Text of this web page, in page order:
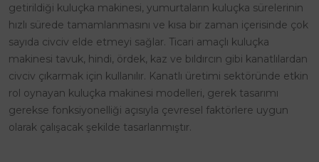
getirildiği kuluçka makinesi, yumurtaların kuluçka sürelerinin
hızlı sürede tamamlanmasını ve kısa bir zaman içerisinde çok
sayıda civciv elde etmeyi sağlar. Ticari amaçlı kuluçka
makinesi tavuk, hindi, ördek, kaz ve bıldırcın gibi kanatlılardan
civciv çıkarmak için kullanılır. Kanatlı üretimi sektöründe etkin
rol oynayan kuluçka makinesi modelleri, gerek tasarımı
gerekse fonksiyonelliği açısıyla çevresel faktörlere uygun
olarak çalışacak şekilde tasarlanmıştır.